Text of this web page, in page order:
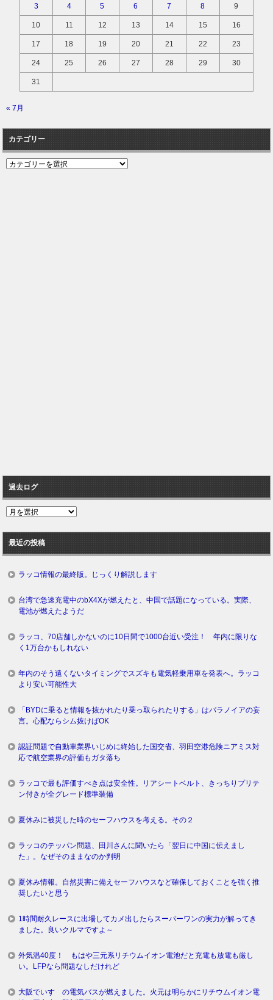
3 4 5 6 7 8 9
10 11 12 13 14 15 16
17 18 19 20 21 22 23
24 25 26 27 28 29 30
31
« 7月
カテゴリー
カ
過去ログ
過
ロ
グ
最近の投稿
ラッコ情報の最終版。じっくり解説します
台湾で急速充電中のbX4Xが燃えたと、中国で話題になっている。実際、
電池が燃えたようだ
ラッコ、70店舗しかないのに10日間で1000台近い受注！ 年内に限りな
く1万台かもしれない
年内のそう遠くないタイミングでスズキも電気軽乗用車を発表へ。ラッコ
より安い可能性大
「BYDに乗ると情報を抜かれたり乗っ取られたりする」はパラノイアの妄
言。心配ならシム抜けばOK
認証問題で自動車業界いじめに終始した国交省、羽田空港危険ニアミス対
応で航空業界の評価もガタ落ち
ラッコで最も評価すべき点は安全性。リアシートベルト、きっちりプリテ
ン付きが全グレード標準装備
夏休みに被災した時のセーフハウスを考える。その２
ラッコのテッパン問題、田川さんに聞いたら「翌日に中国に伝えまし
た」。なぜそのままなのか判明
夏休み情報。自然災害に備えセーフハウスなど確保しておくことを強く推
奨したいと思う
1時間耐久レースに出場してカメ出したらスーパーワンの実力が解ってき
ました。良いクルマですよ～
外気温40度！ もはや三元系リチウムイオン電池だと充電も放電も厳し
い。LFPなら問題なしだけれど
大阪でいすゞの電気バスが燃えました。火元は明らかにリチウムイオン電